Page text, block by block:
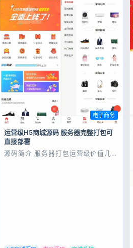
电子商务
运营级H5商城源码 服务器完整打包可
直接部署
源码简介 服务器打包运营级价值几千
登录
记住登录